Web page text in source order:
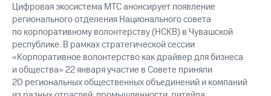
Цифровая экосистема МТС анонсирует появление
регионального отделения Национального совета
по корпоративному волонтерству (НСКВ) в Чувашской
республике. В рамках стратегической сессии
«Корпоративное волонтерство как драйвер для бизнеса
и общества» 22 января участие в Совете приняли
20 региональных общественных объединений и компаний